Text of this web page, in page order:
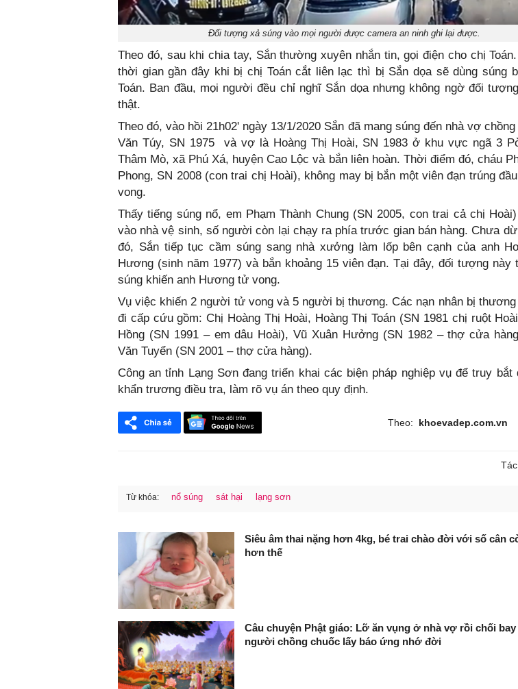
Đối tượng xả súng vào mọi người được camera an ninh ghi lại được.
Theo đó, sau khi chia tay, Sắn thường xuyên nhắn tin, gọi điện cho chị
thời gian gần đây khi bị chị Toán cắt liên lạc thì bị Sắn dọa sẽ dùng súng
Toán. Ban đầu, mọi người đều chỉ nghĩ Sắn dọa nhưng không ngờ đối
thật.
Theo đó, vào hồi 21h02' ngày 13/1/2020 Sắn đã mang súng đến nhà vợ chồng
Văn Túy, SN 1975 và vợ là Hoàng Thị Hoài, SN 1983 ở khu vực ngã 3
Thâm Mò, xã Phú Xá, huyện Cao Lộc và bắn liên hoàn. Thời điểm đó, cháu
Phong, SN 2008 (con trai chị Hoài), không may bị bắn một viên đạn trúng
vong.
Thấy tiếng súng nổ, em Phạm Thành Chung (SN 2005, con trai cả chị
vào nhà vệ sinh, số người còn lại chạy ra phía trước gian bán hàng. Chưa
đó, Sắn tiếp tục cầm súng sang nhà xưởng làm lốp bên cạnh của anh
Hương (sinh năm 1977) và bắn khoảng 15 viên đạn. Tại đây, đối tượng này
súng khiến anh Hương tử vong.
Vụ việc khiến 2 người tử vong và 5 người bị thương. Các nạn nhân bị
đi cấp cứu gồm: Chị Hoàng Thị Hoài, Hoàng Thị Toán (SN 1981 chị ruột
Hồng (SN 1991 – em dâu Hoài), Vũ Xuân Hưởng (SN 1982 – thợ cửa
Văn Tuyển (SN 2001 – thợ cửa hàng).
Công an tỉnh Lạng Sơn đang triển khai các biện pháp nghiệp vụ để truy bắt
khẩn trương điều tra, làm rõ vụ án theo quy định.
Theo: khoevadep.com.vn
Từ khóa: nổ súng sát hại lạng sơn
Siêu âm thai nặng hơn 4kg, bé trai chào đời với số cân
hơn thế
Câu chuyện Phật giáo: Lỡ ăn vụng ở nhà vợ rồi chối
người chồng chuốc lấy báo ứng nhớ đời